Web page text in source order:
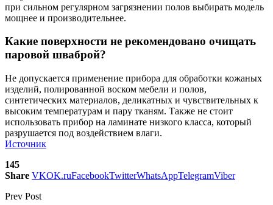
при сильном регулярном загрязнении полов выбирать модель
мощнее и производительнее.
Какие поверхности не рекомендовано очищать
паровой шваброй?
Не допускается применение прибора для обработки кожаных
изделий, полированной воском мебели и полов,
синтетических материалов, деликатных и чувствительных к
высоким температурам и пару тканям. Также не стоит
использовать прибор на ламинате низкого класса, который
разрушается под воздействием влаги.
Источник
145
Share VKOK.ruFacebookTwitterWhatsAppTelegramViber
Prev Post